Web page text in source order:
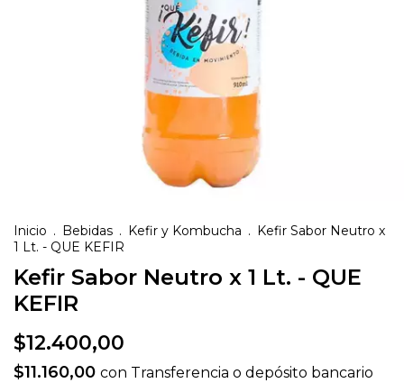
Inicio . Bebidas . Kefir y Kombucha . Kefir Sabor Neutro x
1 Lt. - QUE KEFIR
Kefir Sabor Neutro x 1 Lt. - QUE
KEFIR
$12.400,00
$11.160,00 con Transferencia o depósito bancario